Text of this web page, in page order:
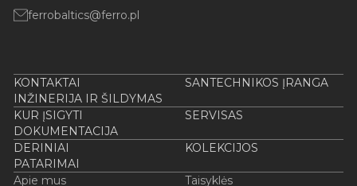
ferrobaltics@ferro.pl
KONTAKTAI
SANTECHNIKOS ĮRANGA
INŽINERIJA IR ŠILDYMAS
KUR ĮSIGYTI
SERVISAS
DOKUMENTACIJA
DERINIAI
KOLEKCIJOS
PATARIMAI
Apie mus
Taisyklės